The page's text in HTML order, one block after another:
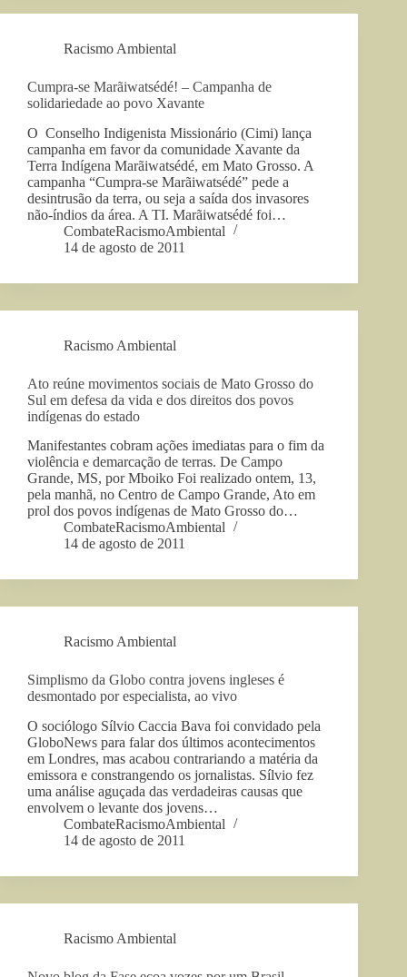
Racismo Ambiental
Cumpra-se Marãiwatsédé! – Campanha de
solidariedade ao povo Xavante
O Conselho Indigenista Missionário (Cimi) lança
campanha em favor da comunidade Xavante da
Terra Indígena Marãiwatsédé, em Mato Grosso. A
campanha “Cumpra-se Marãiwatsédé” pede a
desintrusão da terra, ou seja a saída dos invasores
não-índios da área. A TI. Marãiwatsédé foi…
CombateRacismoAmbiental
14 de agosto de 2011
Racismo Ambiental
Ato reúne movimentos sociais de Mato Grosso do
Sul em defesa da vida e dos direitos dos povos
indígenas do estado
Manifestantes cobram ações imediatas para o fim da
violência e demarcação de terras. De Campo
Grande, MS, por Mboiko Foi realizado ontem, 13,
pela manhã, no Centro de Campo Grande, Ato em
prol dos povos indígenas de Mato Grosso do…
CombateRacismoAmbiental
14 de agosto de 2011
Racismo Ambiental
Simplismo da Globo contra jovens ingleses é
desmontado por especialista, ao vivo
O sociólogo Sílvio Caccia Bava foi convidado pela
GloboNews para falar dos últimos acontecimentos
em Londres, mas acabou contrariando a matéria da
emissora e constrangendo os jornalistas. Sílvio fez
uma análise aguçada das verdadeiras causas que
envolvem o levante dos jovens…
CombateRacismoAmbiental
14 de agosto de 2011
Racismo Ambiental